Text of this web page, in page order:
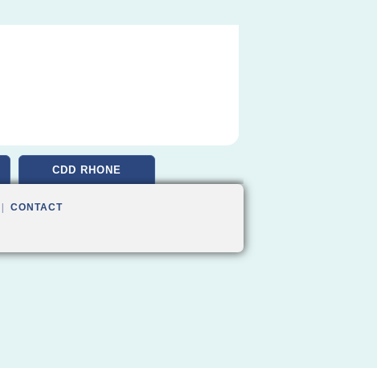
CDD RHONE
CONTACT